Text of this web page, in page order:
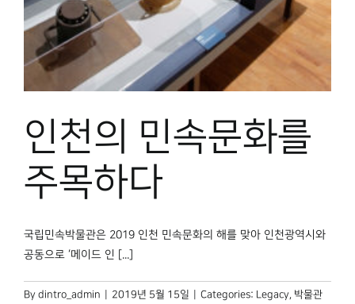
인천의 민속문화를
주목하다
국립민속박물관은 2019 인천 민속문화의 해를 맞아 인천광역시와
공동으로 ‘메이드 인 [...]
By dintro_admin 2019년 5월 15일 Categories: Legacy, 박물관